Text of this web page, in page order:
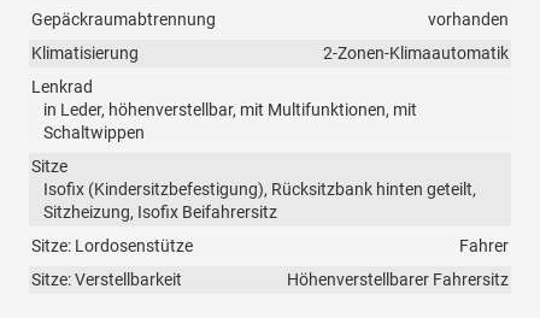
Gepäckraumabtrennung
vorhanden
Klimatisierung
2-Zonen-Klimaautomatik
Lenkrad
in Leder, höhenverstellbar, mit Multifunktionen, mit
Schaltwippen
Sitze
Isofix (Kindersitzbefestigung), Rücksitzbank hinten geteilt,
Sitzheizung, Isofix Beifahrersitz
Sitze: Lordosenstütze
Fahrer
Sitze: Verstellbarkeit
Höhenverstellbarer Fahrersitz